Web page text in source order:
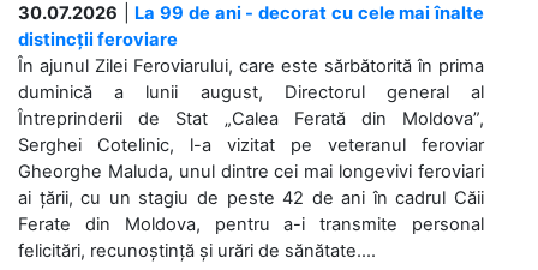
30.07.2026
La 99 de ani - decorat cu cele mai înalte
distincții feroviare
În ajunul Zilei Feroviarului, care este sărbătorită în prima
duminică a lunii august, Directorul general al
Întreprinderii de Stat „Calea Ferată din Moldova”,
Serghei Cotelinic, l-a vizitat pe veteranul feroviar
Gheorghe Maluda, unul dintre cei mai longevivi feroviari
ai țării, cu un stagiu de peste 42 de ani în cadrul Căii
Ferate din Moldova, pentru a-i transmite personal
felicitări, recunoștință și urări de sănătate....